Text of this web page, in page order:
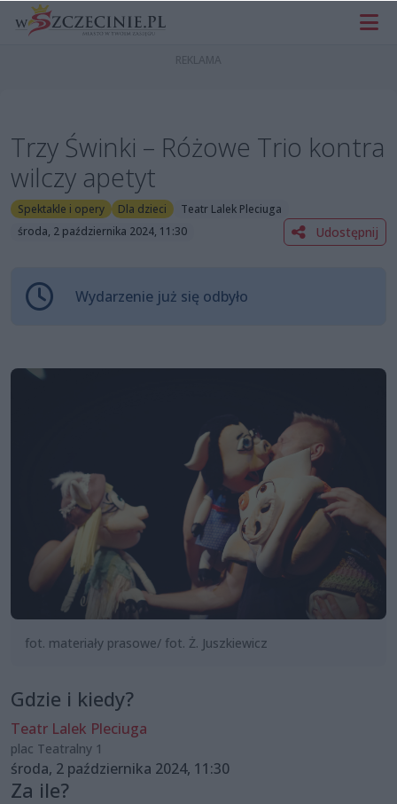
Trzy Świnki – Różowe Trio kontra
wilczy apetyt
Spektakle i opery Dla dzieci
Teatr Lalek Pleciuga
środa, 2 października 2024, 11:30
Udostępnij
Wydarzenie już się odbyło
fot. materiały prasowe/ fot. Ż. Juszkiewicz
Gdzie i kiedy?
Teatr Lalek Pleciuga
plac Teatralny 1
środa, 2 października 2024, 11:30
Za ile?